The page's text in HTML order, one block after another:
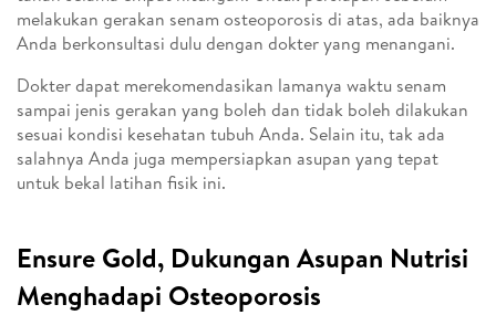
melakukan gerakan senam osteoporosis di atas, ada baiknya
Anda berkonsultasi dulu dengan dokter yang menangani.
Dokter dapat merekomendasikan lamanya waktu senam
sampai jenis gerakan yang boleh dan tidak boleh dilakukan
sesuai kondisi kesehatan tubuh Anda. Selain itu, tak ada
salahnya Anda juga mempersiapkan asupan yang tepat
untuk bekal latihan fisik ini.
Ensure Gold, Dukungan Asupan Nutrisi
Menghadapi Osteoporosis